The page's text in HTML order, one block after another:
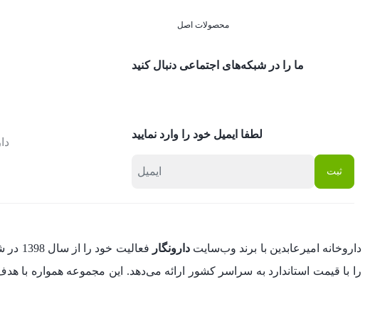
محصولات اصل
ما را در شبکه‌های اجتماعی دنبال کنید
لطفا ایمیل خود را وارد نمایید
داروخانه امیرعابدین با برند وب‌سایتدارونگار
را با قیمت استاندارد به سراسر کشور ارائه می‌دهد. این مجموعه همواره